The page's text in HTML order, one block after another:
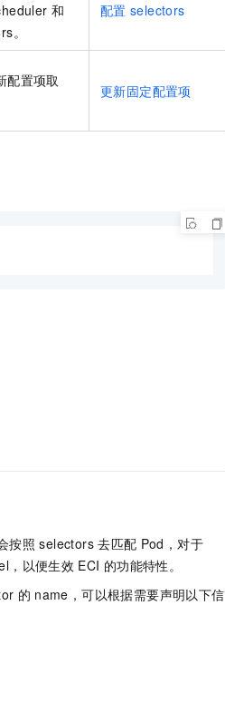
和
。
配置 selectors
配置项取
更新固定配置项
按照 selectors 去匹配 Pod，对于
，以便生效 ECI 的功能特性。
的 name，可以根据需要声明以下信